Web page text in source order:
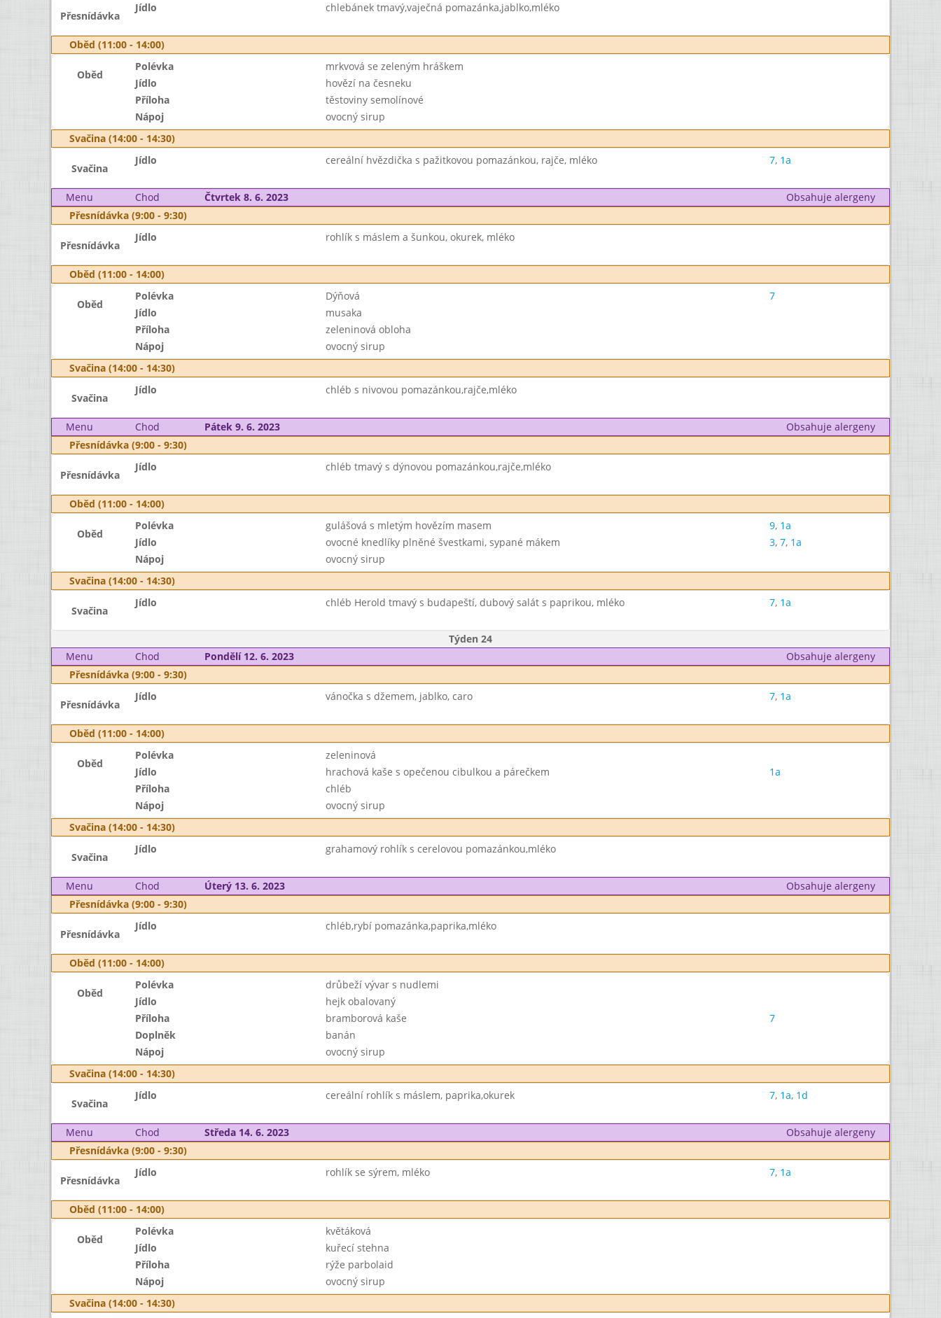
Přesnídávka
Jídlo chlebánek tmavý,vaječná pomazánka,jablko,mléko
Oběd (11:00 - 14:00)
Oběd
Polévka
mrkvová se zeleným hráškem
Jídlo
hovězí na česneku
Příloha
těstoviny semolínové
Nápoj
ovocný sirup
Svačina (14:00 - 14:30)
Svačina
Jídlo cereální hvězdička s pažitkovou pomazánkou, rajče, mléko 7, 1a
Menu Chod Čtvrtek 8. 6. 2023
Obsahuje alergeny
Přesnídávka (9:00 - 9:30)
Přesnídávka
Jídlo rohlík s máslem a šunkou, okurek, mléko
Oběd (11:00 - 14:00)
Oběd
Polévka Dýňová
7
Jídlo
musaka
Příloha
zeleninová obloha
Nápoj
ovocný sirup
Svačina (14:00 - 14:30)
Svačina
Jídlo chléb s nivovou pomazánkou,rajče,mléko
Menu Chod Pátek 9. 6. 2023
Obsahuje alergeny
Přesnídávka (9:00 - 9:30)
Přesnídávka
Jídlo chléb tmavý s dýnovou pomazánkou,rajče,mléko
Oběd (11:00 - 14:00)
Oběd
Polévka gulášová s mletým hovězím masem 9, 1a
Jídlo
ovocné knedlíky plněné švestkami, sypané mákem 3, 7, 1a
Nápoj
ovocný sirup
Svačina (14:00 - 14:30)
Svačina
Jídlo chléb Herold tmavý s budapeští, dubový salát s paprikou, mléko 7, 1a
Týden 24
Menu
Chod Pondělí 12. 6. 2023
Obsahuje alergeny
Přesnídávka (9:00 - 9:30)
Přesnídávka
Jídlo vánočka s džemem, jablko, caro 7, 1a
Oběd (11:00 - 14:00)
Oběd
Polévka
zeleninová
Jídlo
hrachová kaše s opečenou cibulkou a párečkem
1a
Příloha
chléb
Nápoj
ovocný sirup
Svačina (14:00 - 14:30)
Svačina
Jídlo grahamový rohlík s cerelovou pomazánkou,mléko
Menu Chod Úterý 13. 6. 2023
Obsahuje alergeny
Přesnídávka (9:00 - 9:30)
Přesnídávka
Jídlo chléb,rybí pomazánka,paprika,mléko
Oběd (11:00 - 14:00)
Oběd
Polévka
drůbeží vývar s nudlemi
Jídlo
hejk obalovaný
Příloha
bramborová kaše
7
Doplněk
banán
Nápoj
ovocný sirup
Svačina (14:00 - 14:30)
Svačina
Jídlo cereální rohlík s máslem, paprika,okurek 7, 1a, 1d
Menu Chod Středa 14. 6. 2023
Obsahuje alergeny
Přesnídávka (9:00 - 9:30)
Přesnídávka
Jídlo rohlík se sýrem, mléko 7, 1a
Oběd (11:00 - 14:00)
Oběd
Polévka
květáková
Jídlo
kuřecí stehna
Příloha
rýže parbolaid
Nápoj
ovocný sirup
Svačina (14:00 - 14:30)